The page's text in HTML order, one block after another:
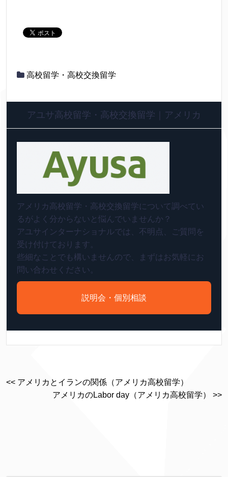
高校留学・高校交換留学
アユサ高校留学・高校交換留学｜アメリカ
アメリカ高校留学・高校交換留学について調べてい
るがよく分からないと悩んでいませんか？
アユサインターナショナルでは、不明点、ご質問を
受け付けております。
些細なことでも構いませんので、まずはお気軽にお
問い合わせください。
説明会・個別相談
<< アメリカとイランの関係（アメリカ高校留学）
アメリカのLabor day（アメリカ高校留学） >>